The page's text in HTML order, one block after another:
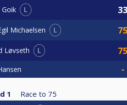
Goik L
Michaelsen L
Løvseth L
1 Race to 75